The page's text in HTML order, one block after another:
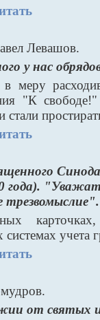
Левашов.
у нас
меру
"К
стали
года).
трезвомыслие".
учета
от святых